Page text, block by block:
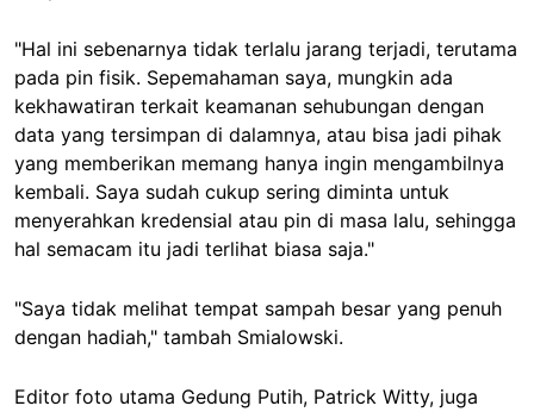
"Hal ini sebenarnya tidak terlalu jarang terjadi, terutama
pada pin fisik. Sepemahaman saya, mungkin ada
kekhawatiran terkait keamanan sehubungan dengan
data yang tersimpan di dalamnya, atau bisa jadi pihak
yang memberikan memang hanya ingin mengambilnya
kembali. Saya sudah cukup sering diminta untuk
menyerahkan kredensial atau pin di masa lalu, sehingga
hal semacam itu jadi terlihat biasa saja."
"Saya tidak melihat tempat sampah besar yang penuh
dengan hadiah," tambah Smialowski.
Editor foto utama Gedung Putih, Patrick Witty, juga